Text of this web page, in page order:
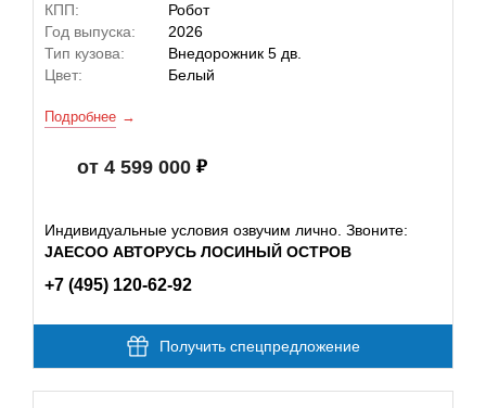
КПП:
Робот
Год выпуска:
2026
Тип кузова:
Внедорожник 5 дв.
Цвет:
Белый
Подробнее
от 4 599 000
Индивидуальные условия озвучим лично. Звоните:
JAECOO АВТОРУСЬ ЛОСИНЫЙ ОСТРОВ
+7 (495) 120-62-92
Получить спецпредложение